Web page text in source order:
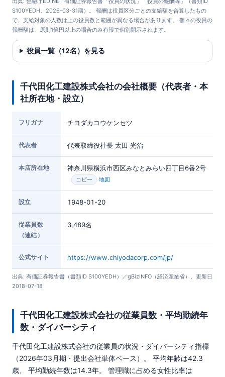
S100YEDH、2026-03-31期）。 報酬は役員区分ごとの支給額を合算したもの
で、支給対象の人数は上の役員数と範囲が異なる場合があります。 個々の役員の
報酬額は、原則1億円以上の場合のみ有報で個別開示されます。
役員一覧（12名）を見る
千代田化工建設株式会社の会社概要（代表者・本
社所在地・設立）
フリガナ チヨダカコウケンセツ
代表者 代表取締役社長 太田 光治
本店所在地 神奈川県横浜市西区みなとみらい四丁目6番2号
コピー 地図
設立 1948-01-20
従業員数
（連結）
3,489名
公式サイト https://www.chiyodacorp.com/jp/
出典: 有価証券報告書（書類ID S100YEDH）／gBizINFO（経済産業省）、更新日
2018-07-18
千代田化工建設株式会社の従業員数・平均勤続年
数・ダイバーシティ
千代田化工建設株式会社の従業員の状況・ダイバーシティ指標
（2026年03月期・提出会社単体ベース）。 平均年齢は42.3
歳、 平均勤続年数は14.3年。 管理職に占める女性比率は